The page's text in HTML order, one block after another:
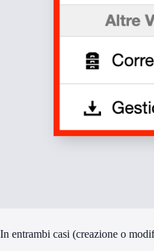
In entrambi casi (creazione o